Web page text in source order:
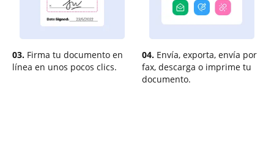
03. Firma tu documento en
línea en unos pocos clics.
04. Envía, exporta, envía por
fax, descarga o imprime tu
documento.